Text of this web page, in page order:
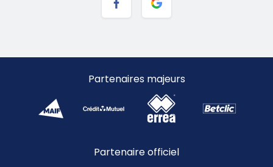
Partenaires majeurs
Partenaire officiel